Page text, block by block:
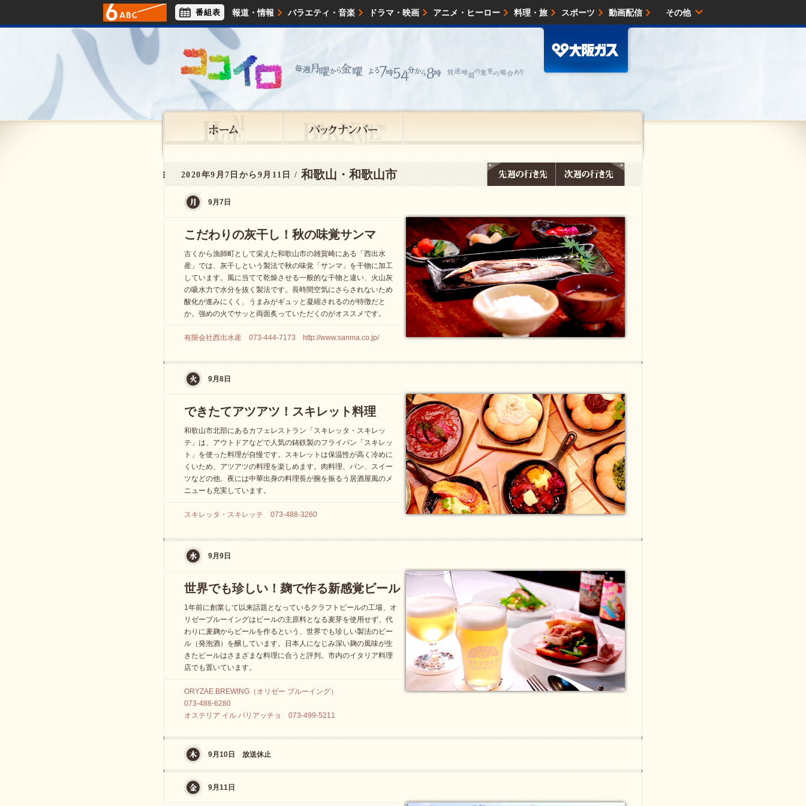
報道・情報 バラエティ・音楽 ドラマ・映画 アニメ・ヒーロー 料理・旅 スポーツ 動画配信
アナウンサー ライフスタイル
番組表 その他
2020年9月7日から9月11日 /和歌山・和歌山市
9月7日
こだわりの灰干し！秋の味覚サンマ
古くから漁師町として栄えた和歌山市の雑賀崎にある「西出水
産」では、灰干しという製法で秋の味覚「サンマ」を干物に加工
しています。風に当てて乾燥させる一般的な干物と違い、火山灰
の吸水力で水分を抜く製法です。長時間空気にさらされないため
酸化が進みにくく、うまみがギュッと凝縮されるのが特徴だと
か。強めの火でサッと両面炙っていただくのがオススメです。
有限会社西出水産 073-444-7173 http://www.sanma.co.jp/
9月8日
できたてアツアツ！スキレット料理
和歌山市北部にあるカフェレストラン「スキレッタ・スキレッ
テ」は、アウトドアなどで人気の鋳鉄製のフライパン「スキレッ
ト」を使った料理が自慢です。スキレットは保温性が高く冷めに
くいため、アツアツの料理を楽しめます。肉料理、パン、スイー
ツなどの他、夜には中華出身の料理長が腕を振るう居酒屋風のメ
ニューも充実しています。
スキレッタ・スキレッテ 073-488-3260
9月9日
世界でも珍しい！麹で作る新感覚ビール
1年前に創業して以来話題となっているクラフトビールの工場、オ
リゼーブルーイングはビールの主原料となる麦芽を使用せず、代
わりに麦麹からビールを作るという、世界でも珍しい製法のビー
ル（発泡酒）を醸しています。日本人になじみ深い麹の風味が生
きたビールはさまざまな料理に合うと評判。市内のイタリア料理
店でも置いています。
ORYZAE BREWING（オリゼー ブルーイング）
073-488-6280
オステリア イル パリアッチョ 073-499-5211
9月10日 放送休止
9月11日